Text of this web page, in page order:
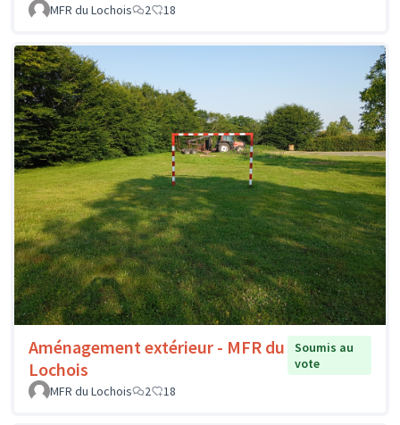
MFR du Lochois
2 18
Aménagement extérieur - MFR du
Lochois
Soumis au
vote
MFR du Lochois
2 18